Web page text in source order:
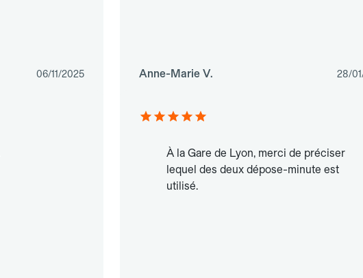
06/11/2025 Anne-Marie V. 28/
À la Gare de Lyon, merci de préciser
lequel des deux dépose-minute est
utilisé.